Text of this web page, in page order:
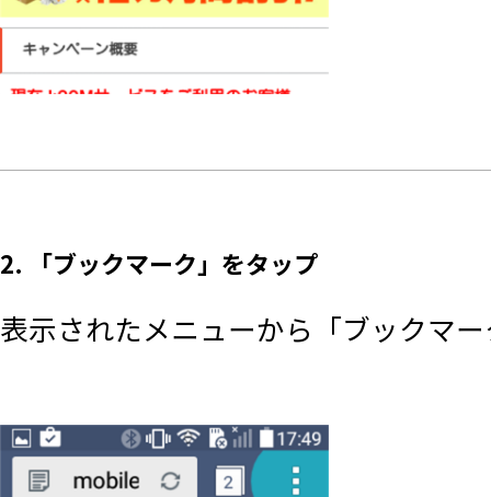
2. 「ブックマーク」をタップ
表示されたメニューから「ブックマ